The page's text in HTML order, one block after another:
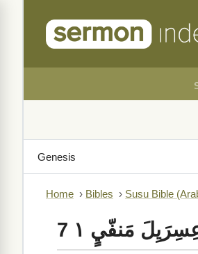
Home › Bibles › Susu Bible
مَنفّيٍ ١ 7